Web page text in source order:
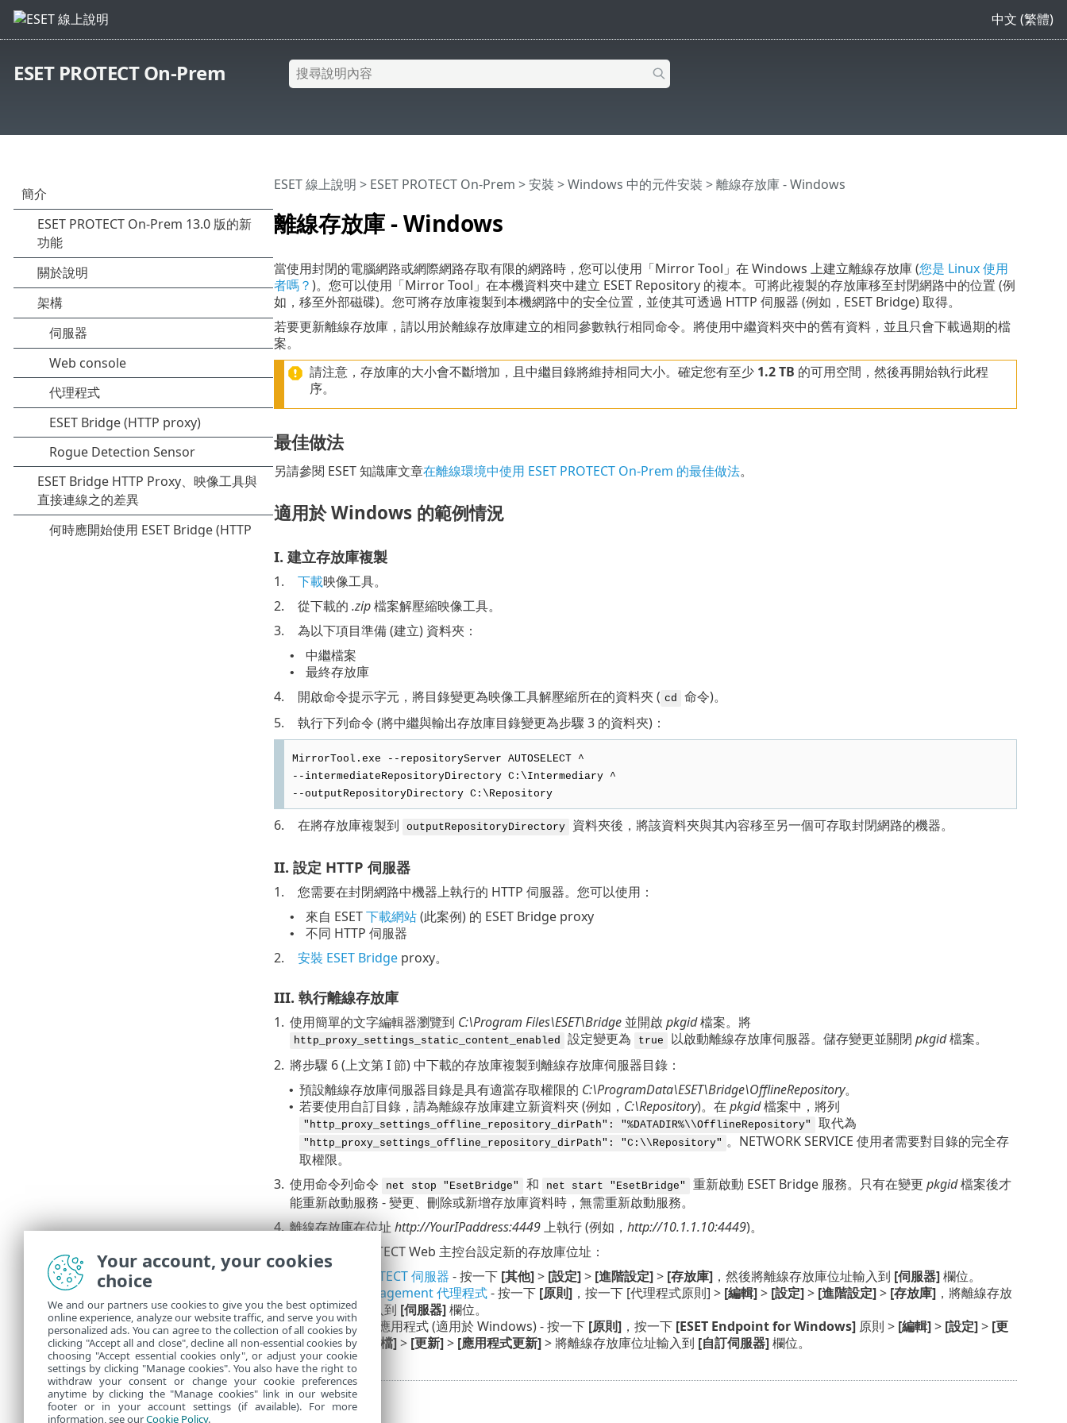
中文 (繁體)
ESET PROTECT On-Prem
離線存放庫 - Windows
ESET 線上說明 > ESET PROTECT On-Prem >安裝 >Windows 中的元件安裝 > 離線存放庫 - Windows
當使用封閉的電腦網路或網際網路存取有限的網路時，您可以使用「Mirror Tool」在 Windows 上建立離線存放庫 (您是 Linux 使用
者嗎？)。您可以使用「Mirror Tool」在本機資料夾中建立 ESET Repository 的複本。可將此複製的存放庫移至封閉網路中的位置 (例
如，移至外部磁碟)。您可將存放庫複製到本機網路中的安全位置，並使其可透過 HTTP 伺服器 (例如，ESET Bridge) 取得。
若要更新離線存放庫，請以用於離線存放庫建立的相同參數執行相同命令。將使用中繼資料夾中的舊有資料，並且只會下載過期的檔
案。
請注意，存放庫的大小會不斷增加，且中繼目錄將維持相同大小。確定您有至少 1.2 TB 的可用空間，然後再開始執行此程
序。
最佳做法
另請參閱 ESET 知識庫文章在離線環境中使用 ESET PROTECT On-Prem 的最佳做法。
適用於 Windows 的範例情況
I. 建立存放庫複製
1. 下載映像工具。
2.
從下載的 .zip檔案解壓縮映像工具。
3.
為以下項目準備 (建立) 資料夾：
• 中繼檔案
•
最終存放庫
4.
開啟命令提示字元，將目錄變更為映像工具解壓縮所在的資料夾 ( cd
命令)。
5.
執行下列命令 (將中繼與輸出存放庫目錄變更為步驟 3 的資料夾)：
MirrorTool.exe --repositoryServer AUTOSELECT ^
--intermediateRepositoryDirectory C:\Intermediary ^
--outputRepositoryDirectory C:\Repository
6. 在將存放庫複製到 outputRepositoryDirectory 資料夾後，將該資料夾與其內容移至另一個可存取封閉網路的機器。
II. 設定 HTTP 伺服器
1. 您需要在封閉網路中機器上執行的 HTTP 伺服器。您可以使用：
• 來自 ESET下載網站(此案例) 的 ESET Bridge proxy
•
不同 HTTP 伺服器
2.
安裝 ESET Bridgeproxy。
III. 執行離線存放庫
1. 使用簡單的文字編輯器瀏覽到 C:\Program Files\ESET\Bridge並開啟pkgid檔案。將
http_proxy_settings_static_content_enabled 設定變更為 true 以啟動離線存放庫伺服器。儲存變更並關閉 pkgid檔案。
2. 將步驟 6 (上文第 I 節) 中下載的存放庫複製到離線存放庫伺服器目錄：
• 預設離線存放庫伺服器目錄是具有適當存取權限的 C:\ProgramData\ESET\Bridge\OfflineRepository。
• 若要使用自訂目錄，請為離線存放庫建立新資料夾 (例如， C:\Repository)。在 pkgid檔案中，將列
"http_proxy_settings_offline_repository_dirPath": "%DATADIR%\\OfflineRepository" 取代為
"http_proxy_settings_offline_repository_dirPath": "C:\\Repository" 。NETWORK SERVICE 使用者需要對目錄的完全存
取權限。
3. 使用命令列命令 net stop "EsetBridge" 和 net start "EsetBridge" 重新啟動 ESET Bridge 服務。只有在變更 pkgid檔案後才
能重新啟動服務 - 變更、刪除或新增存放庫資料時，無需重新啟動服務。
4. 離線存放庫在位址 http://YourIPaddress:4449上執行 (例如， http://10.1.1.10:4449)。
使用 ESET PROTECT Web 主控台設定新的存放庫位址：
ESET PROTECT 伺服器 - 按一下 [其他]> [設定]> [進階設定]> [存放庫]，然後將離線存放庫位址輸入到 [伺服器]欄位。
ESET Management 代理程式- 按一下 [原則]，按一下 [代理程式原則] > [編輯]> [設定]> [進階設定]> [存放庫]，將離線存放
庫位址輸入到 [伺服器]欄位。
c. ESET 端點應用程式 (適用於 Windows) - 按一下 [原則]，按一下 [ESET Endpoint for Windows]原則 > [編輯]> [設定]> [更
新]>[設定檔]> [更新]> [應用程式更新]> 將離線存放庫位址輸入到 [自訂伺服器]欄位。
Your account, your cookies
choice
We and our partners use cookies to give you the best optimized
online experience, analyze our website traffic, and serve you with
personalized ads. You can agree to the collection of all cookies by
clicking "Accept all and close", decline all non-essential cookies by
choosing "Accept essential cookies only", or adjust your cookie
settings by clicking "Manage cookies". You also have the right to
withdraw your consent or change your cookie preferences
anytime by clicking the "Manage cookies" link in our website
footer or in your account settings (if available). For more
information, see ourCookie Policy.